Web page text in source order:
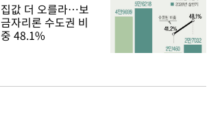
집값 더 오를라…보
금자리론 수도권 비
중 48.1%